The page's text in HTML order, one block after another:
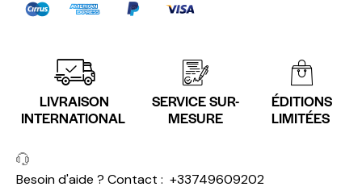
LIVRAISON
INTERNATIONAL
SERVICE SUR-
MESURE
ÉDITIONS
LIMITÉES
Besoin d'aide ? Contact : +33749609202